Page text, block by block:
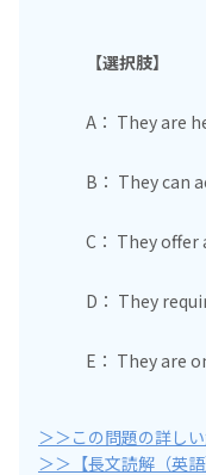
【選択肢】
A： They are
B： They can
C： They
D： They
E： They are
＞＞この問題の詳し
＞＞【長文読解（英